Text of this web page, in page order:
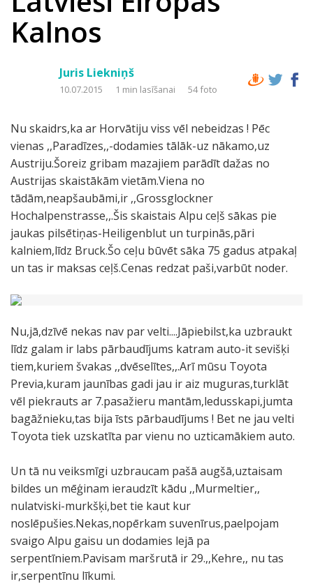
Kalnos
Juris Liekniņš
10.07.2015 1 min lasīšanai 54 foto
Nu skaidrs,ka ar Horvātiju viss vēl nebeidzas ! Pēc
vienas ,,Paradīzes,,-dodamies tālāk-uz nākamo,uz
Austriju.Šoreiz gribam mazajiem parādīt dažas no
Austrijas skaistākām vietām.Viena no
tādām,neapšaubāmi,ir ,,Grossglockner
Hochalpenstrasse,,.Šis skaistais Alpu ceļš sākas pie
jaukas pilsētiņas-Heiligenblut un turpinās,pāri
kalniem,līdz Bruck.Šo ceļu būvēt sāka 75 gadus atpakaļ
un tas ir maksas ceļš.Cenas redzat paši,varbūt noder.
Nu,jā,dzīvē nekas nav par velti....Jāpiebilst,ka uzbraukt
līdz galam ir labs pārbaudījums katram auto-it sevišķi
tiem,kuriem švakas ,,dvēselītes,,.Arī mūsu Toyota
Previa,kuram jaunības gadi jau ir aiz muguras,turklāt
vēl piekrauts ar 7.pasažieru mantām,ledusskapi,jumta
bagāžnieku,tas bija īsts pārbaudījums ! Bet ne jau velti
Toyota tiek uzskatīta par vienu no uzticamākiem auto.
Un tā nu veiksmīgi uzbraucam pašā augšā,uztaisam
bildes un mēģinam ieraudzīt kādu ,,Murmeltier,,
nulatviski-murkšķi,bet tie kaut kur
noslēpušies.Nekas,nopērkam suvenīrus,paelpojam
svaigo Alpu gaisu un dodamies lejā pa
serpentīniem.Pavisam maršrutā ir 29.,,Kehre,, nu tas
ir,serpentīnu līkumi.